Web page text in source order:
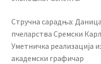
Стручна сарадња:
пчеларства Сремски
Уметничка реализација
академски графичар